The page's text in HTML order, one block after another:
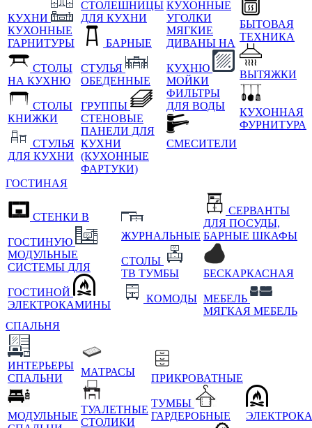
КУХНИ
КУХОННЫЕ
ГАРНИТУРЫ
СТОЛЫ
НА КУХНЮ
СТОЛЫ
КНИЖКИ
СТУЛЬЯ
ДЛЯ КУХНИ
СТОЛЕШНИЦЫ
ДЛЯ КУХНИ
БАРНЫЕ
СТУЛЬЯ
ОБЕДЕННЫЕ
ГРУППЫ
СТЕНОВЫЕ
ПАНЕЛИ ДЛЯ
КУХНИ
(КУХОННЫЕ
ФАРТУКИ)
КУХОННЫЕ
УГОЛКИ
МЯГКИЕ
ДИВАНЫ НА
КУХНЮ
МОЙКИ
ФИЛЬТРЫ
ДЛЯ ВОДЫ
СМЕСИТЕЛИ
БЫТОВАЯ
ТЕХНИКА
ВЫТЯЖКИ
КУХОННАЯ
ФУРНИТУРА
ГОСТИНАЯ
СТЕНКИ В
ГОСТИНУЮ
МОДУЛЬНЫЕ
СИСТЕМЫ ДЛЯ
ГОСТИНОЙ
ЭЛЕКТРОКАМИНЫ
ЖУРНАЛЬНЫЕ
СТОЛЫ
ТВ ТУМБЫ
КОМОДЫ
СЕРВАНТЫ
ДЛЯ ПОСУДЫ,
БАРНЫЕ ШКАФЫ
БЕСКАРКАСНАЯ
МЕБЕЛЬ
МЯГКАЯ МЕБЕЛЬ
СПАЛЬНЯ
ИНТЕРЬЕРЫ
СПАЛЬНИ
МОДУЛЬНЫЕ
МАТРАСЫ
ТУАЛЕТНЫЕ
СТОЛИКИ
ПРИКРОВАТНЫЕ
ТУМБЫ
ГАРДЕРОБНЫЕ